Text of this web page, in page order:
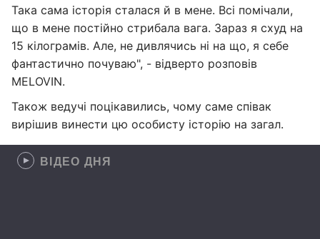
Така сама історія сталася й в мене. Всі помічали,
що в мене постійно стрибала вага. Зараз я схуд на
15 кілограмів. Але, не дивлячись ні на що, я себе
фантастично почуваю", - відверто розповів
MELOVIN.
Також ведучі поцікавились, чому саме співак
вирішив винести цю особисту історію на загал.
ВІДЕО ДНЯ